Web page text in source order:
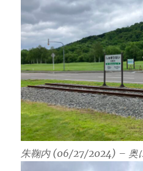
朱鞠内 (06/27/2024) – 奥